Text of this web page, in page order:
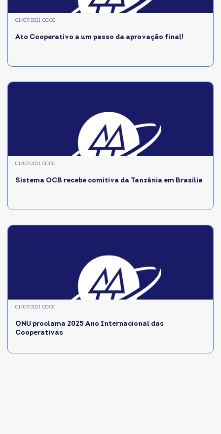
Ato Cooperativo a um passo da aprovação final!
01/07/2021 00:00
Sistema OCB recebe comitiva da Tanzânia em Brasília
01/07/2021 00:00
ONU proclama 2025 Ano Internacional das
Cooperativas
01/07/2021 00:00